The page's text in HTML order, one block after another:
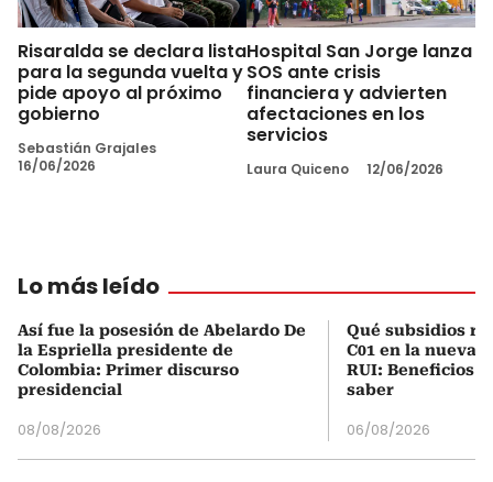
Risaralda se declara lista
para la segunda vuelta y
pide apoyo al próximo
gobierno
Sebastián Grajales
16/06/2026
Hospital San Jorge lanza
SOS ante crisis
financiera y advierten
afectaciones en los
servicios
Laura Quiceno 12/06/2026
Lo más leído
Así fue la posesión de Abelardo De
la Espriella presidente de
Colombia: Primer discurso
presidencial
08/08/2026
Qué subsidios
C01 en la nueva
RUI: Beneficios
saber
06/08/2026